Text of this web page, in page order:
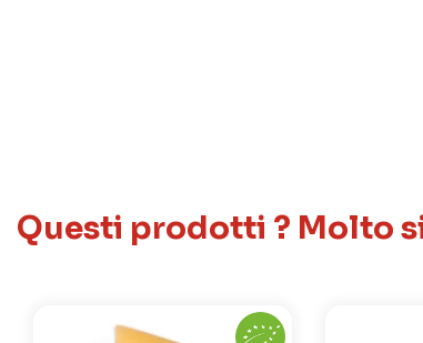
Questi prodotti ? Molto